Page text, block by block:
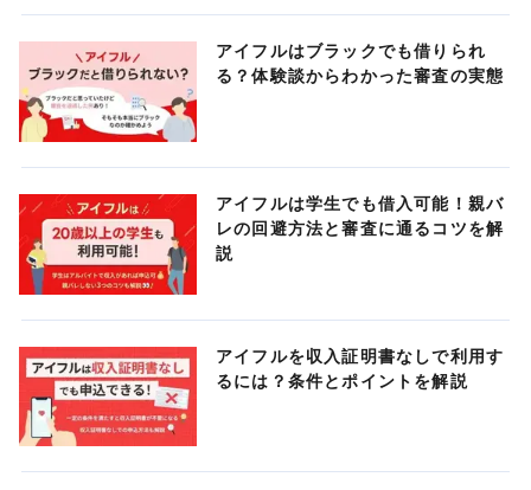
アイフルはブラックでも借りられ
る？体験談からわかった審査の実態
アイフルは学生でも借入可能！親バ
レの回避方法と審査に通るコツを解
説
アイフルを収入証明書なしで利用す
るには？条件とポイントを解説